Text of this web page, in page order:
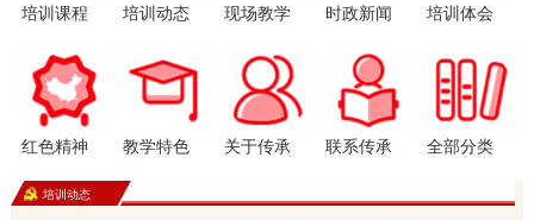
培训课程 培训动态 现场教学 时政新闻 培训体会
红色精神 教学特色 关于传承 联系传承 全部分类
培训动态